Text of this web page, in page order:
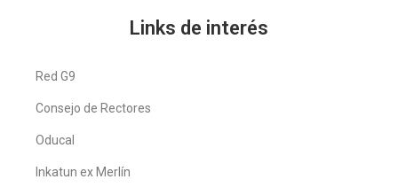
Links de interés
Red G9
Consejo de Rectores
Oducal
Inkatun ex Merlín